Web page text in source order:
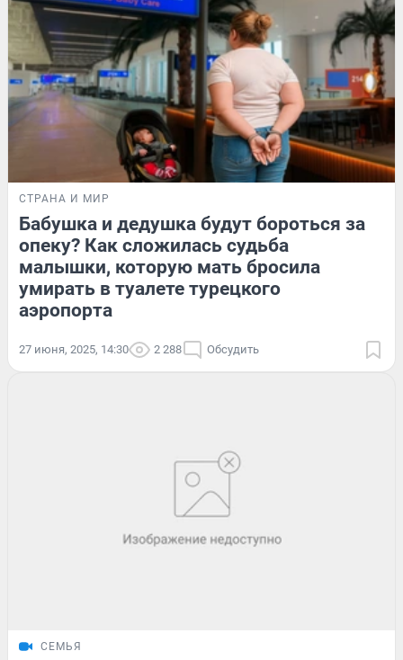
СТРАНА И МИР
Бабушка и дедушка будут бороться за
опеку? Как сложилась судьба
малышки, которую мать бросила
умирать в туалете турецкого
аэропорта
27 июня, 2025, 14:30 2 288 Обсудить
СЕМЬЯ